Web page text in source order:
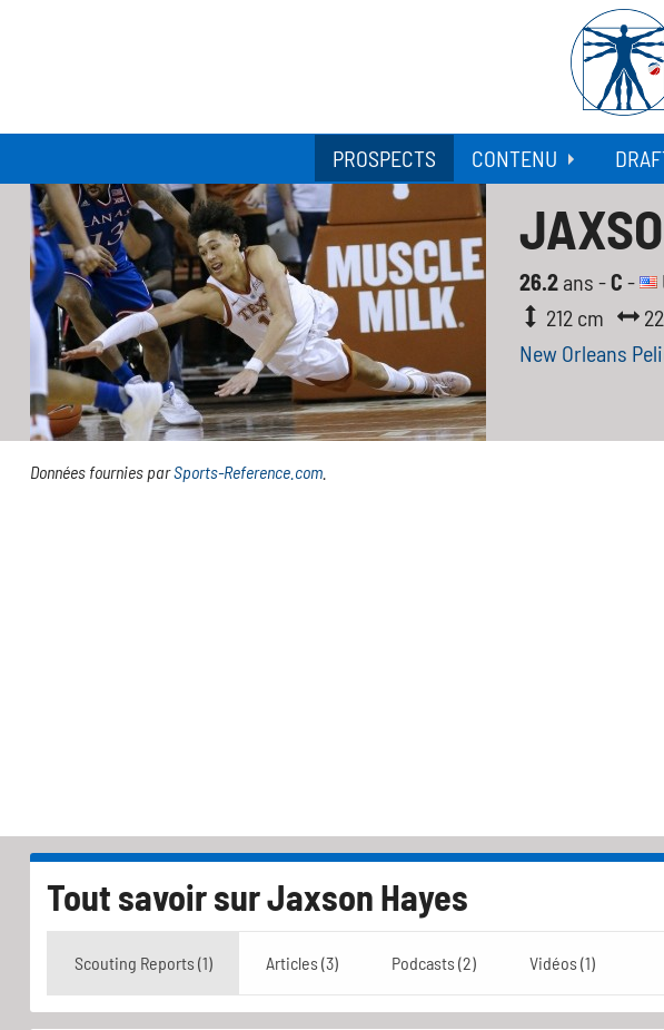
PROSPECTS CONTENU
26.2ans -C -
212 cm
New Orleans
Données fournies parSports-Reference.com
Tout savoir surJaxson Hayes
Scouting Reports (1) Articles (3) Podcasts (2) Vidéos (1)